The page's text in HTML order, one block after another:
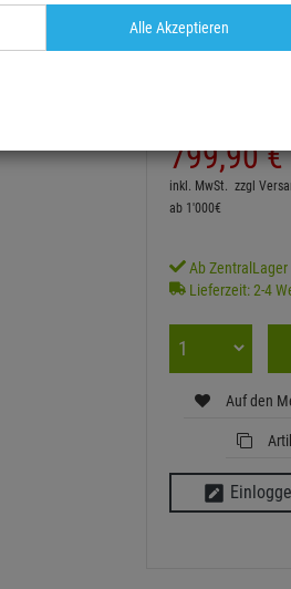
DAP-Audio
Multicore XLR
799,90 €
inkl. MwSt.
zzgl
ab 1'000€
Ab
Lieferzeit: 2-4
Auf den
Alle Akzeptieren